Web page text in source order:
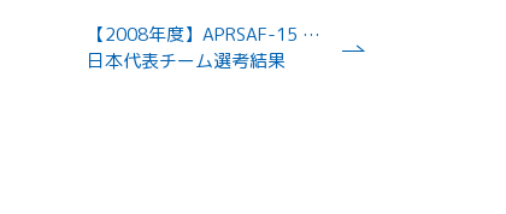
【2008年度】APRSAF-15 水ロケット大会
日本代表チーム選考結果